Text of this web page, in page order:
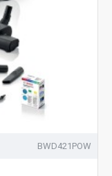
BWD421POW